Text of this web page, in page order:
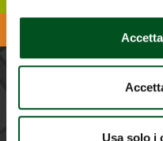
Usa solo i
Scarica